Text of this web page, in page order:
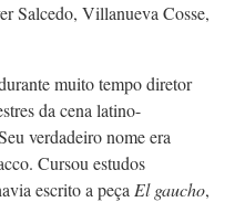
Salcedo, Villanueva Cosse,
muito tempo diretor
da cena latino-
verdadeiro nome era
Cursou estudos
escrito a peça El gaucho,